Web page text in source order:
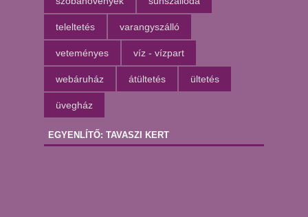
teleltetés varangyszálló
veteményes víz - vízpart
webáruház átültetés ültetés
üvegház
EGYENLÍTŐ: TAVASZI KERT